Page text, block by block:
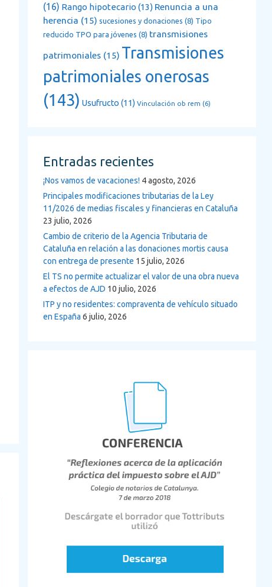
(16) Rango hipotecario (13) Renuncia a una
herencia (15) sucesiones y donaciones (8) Tipo
reducido TPO para jóvenes (8) transmisiones
patrimoniales (15) Transmisiones
patrimoniales onerosas
(143) Usufructo (11) Vinculación ob rem (6)
Entradas recientes
¡Nos vamos de vacaciones! 4 agosto, 2026
Principales modificaciones tributarias de la Ley
11/2026 de medias fiscales y financieras en Cataluña
23 julio, 2026
Cambio de criterio de la Agencia Tributaria de
Cataluña en relación a las donaciones mortis causa
con entrega de presente 15 julio, 2026
El TS no permite actualizar el valor de una obra nueva
a efectos de AJD 10 julio, 2026
ITP y no residentes: compraventa de vehículo situado
en España 6 julio, 2026